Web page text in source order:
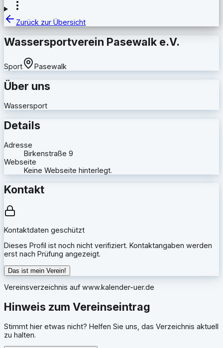
Zurück zur Übersicht
Wassersportverein Pasewalk e.V.
Sport Pasewalk
Über uns
Wassersport
Details
Adresse
Birkenstraße 9
Webseite
Keine Webseite hinterlegt.
Kontakt
Kontaktdaten geschützt
Dieses Profil ist noch nicht verifiziert. Kontaktangaben werden
erst nach Prüfung angezeigt.
Das ist mein Verein!
Vereinsverzeichnis auf www.kalender-uer.de
Hinweis zum Vereinseintrag
Stimmt hier etwas nicht? Helfen Sie uns, das Verzeichnis aktuell
zu halten.